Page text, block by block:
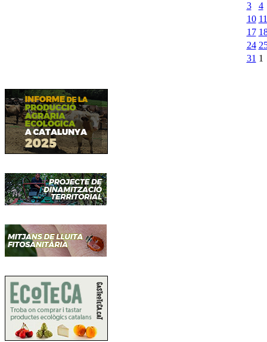
3
4
10 11
17
24
31 1